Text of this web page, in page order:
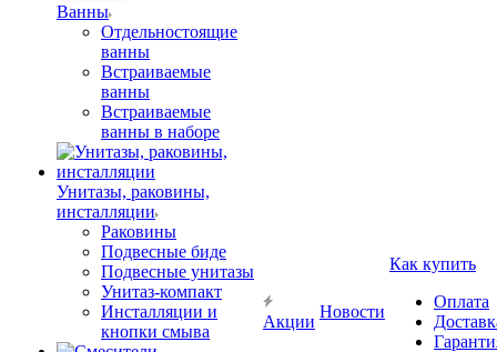
Ванны
Отдельностоящие
ванны
Встраиваемые
ванны
Встраиваемые
ванны в наборе
Унитазы, раковины,
инсталляции
Раковины
Подвесные биде
Подвесные унитазы
Унитаз-компакт
Инсталляции и
кнопки смыва
Акции
Новости
Как купить
Оплата